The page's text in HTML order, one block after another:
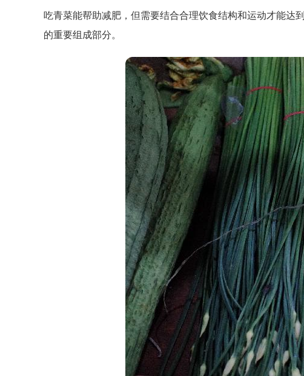
吃青菜能帮助减肥，但需要结合合理饮食结构和运动才能达
的重要组成部分。